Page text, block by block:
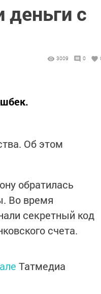
с
3009 0
Об этом
обратилась
Во время
секретный код
счета.
Татмедиа